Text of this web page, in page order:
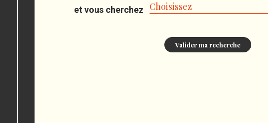
et vous cherchez Choisissez
Valider ma recherche